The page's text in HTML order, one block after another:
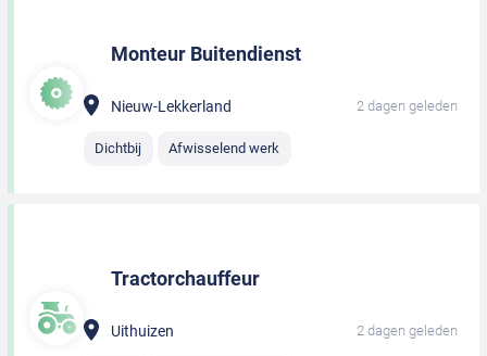
Monteur Buitendienst
Nieuw-Lekkerland 2 dagen geleden
Dichtbij Afwisselend werk
Tractorchauffeur
Uithuizen 2 dagen geleden